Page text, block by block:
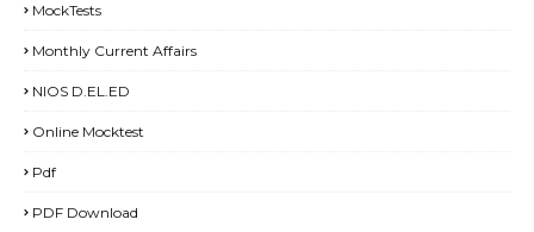
MockTests
Monthly Current Affairs
NIOS D.EL.ED
Online Mocktest
Pdf
PDF Download